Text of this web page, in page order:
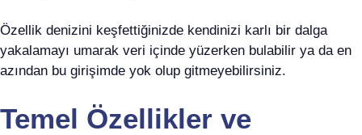
Özellik denizini keşfettiğinizde kendinizi karlı bir dalga
yakalamayı umarak veri içinde yüzerken bulabilir ya da en
azından bu girişimde yok olup gitmeyebilirsiniz.
Temel Özellikler ve